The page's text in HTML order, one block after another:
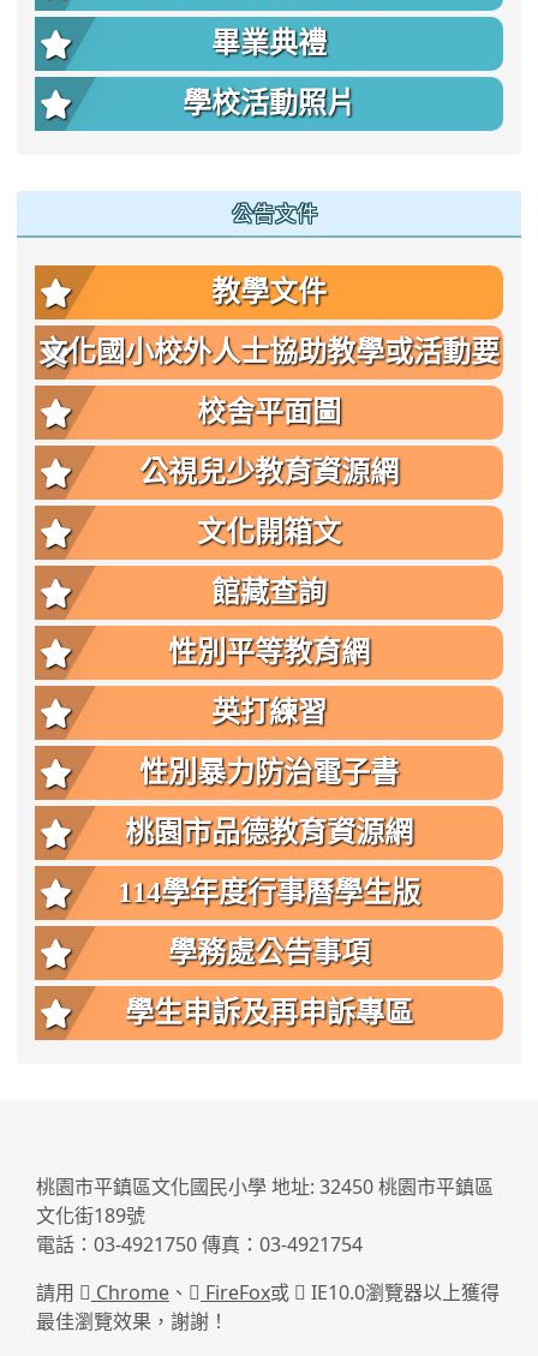
畢業典禮
學校活動照片
公告文件
教學文件
文化國小校外人士協助教學或活動要
點
校舍平面圖
公視兒少教育資源網
文化開箱文
館藏查詢
性別平等教育網
英打練習
性別暴力防治電子書
桃園市品德教育資源網
114學年度行事曆學生版
學務處公告事項
學生申訴及再申訴專區
桃園市平鎮區文化國民小學 地址: 32450 桃園市平鎮區
文化街189號
電話：03-4921750 傳真：03-4921754
請用
Chrome 、 FireFox或
IE10.0瀏覽器以上獲得
最佳瀏覽效果，謝謝！